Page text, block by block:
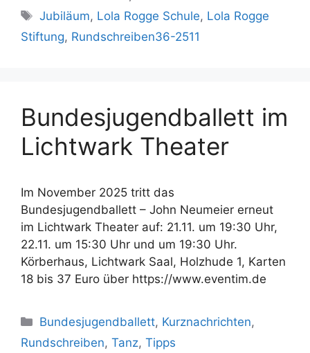
Schlagwörter
Jubiläum, Lola Rogge Schule, Lola Rogge
Stiftung, Rundschreiben36-2511
Bundesjugendballett im
Lichtwark Theater
Im November 2025 tritt das
Bundesjugendballett – John Neumeier erneut
im Lichtwark Theater auf: 21.11. um 19:30 Uhr,
22.11. um 15:30 Uhr und um 19:30 Uhr.
Körberhaus, Lichtwark Saal, Holzhude 1, Karten
18 bis 37 Euro über https://www.eventim.de
Kategorien
Bundesjugendballett, Kurznachrichten,
Rundschreiben, Tanz, Tipps